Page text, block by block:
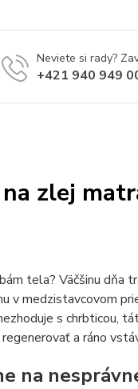
Neviete si rady?
+421 940 949
zlej
tela? Väčšinu dňa
v medzistavcovom
s chrbticou,
a ráno
na